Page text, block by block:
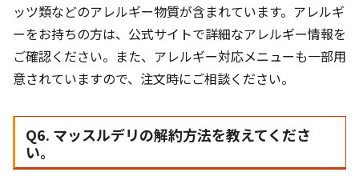
ッツ類などのアレルギー物質が含まれています。アレルギ
ーをお持ちの方は、公式サイトで詳細なアレルギー情報を
ご確認ください。また、アレルギー対応メニューも一部用
意されていますので、注文時にご相談ください。
Q6. マッスルデリの解約方法を教えてくださ
い。